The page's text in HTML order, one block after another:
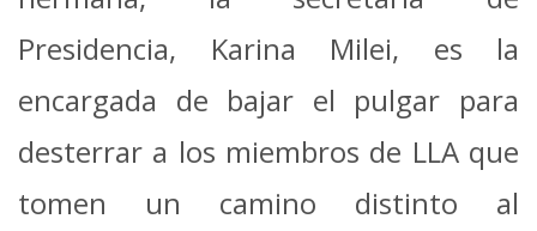
Presidencia, Karina Milei, es la
encargada de bajar el pulgar para
desterrar a los miembros de LLA que
tomen un camino distinto al